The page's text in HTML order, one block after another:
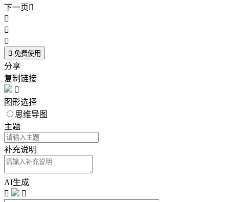
下一页



 免费使用
分享
复制链接

图形选择
思维导图
主题
补充说明
AI生成

